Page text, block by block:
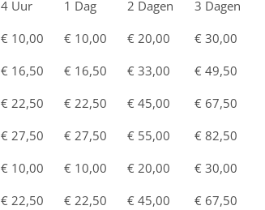
4 Uur 1 Dag 2 Dagen 3 Dagen
€ 10,00 € 10,00 € 20,00 € 30,00
€ 16,50 € 16,50 € 33,00 € 49,50
€ 22,50 € 22,50 € 45,00 € 67,50
€ 27,50 € 27,50 € 55,00 € 82,50
€ 10,00 € 10,00 € 20,00 € 30,00
€ 22,50 € 22,50 € 45,00 € 67,50